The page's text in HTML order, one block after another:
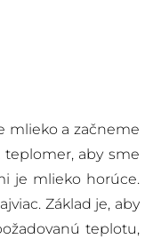
mlieko a začneme
teplomer, aby sme
je mlieko horúce.
Základ je, aby
teplotu,